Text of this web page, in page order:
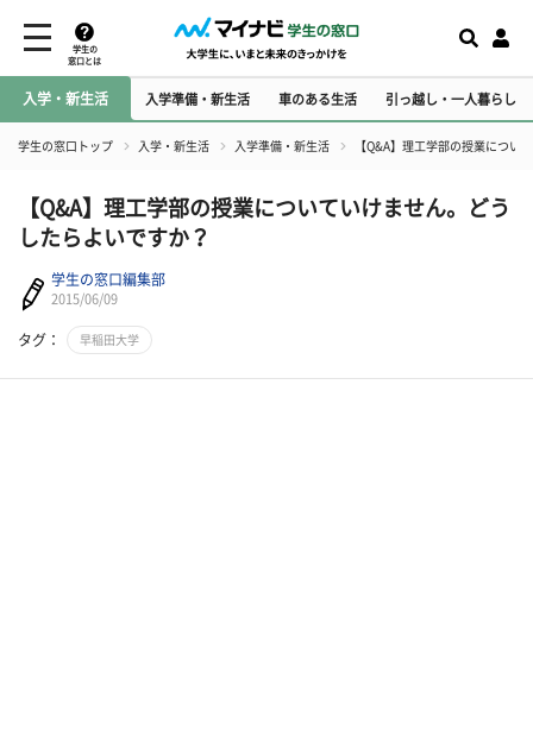
学生の
窓口とは
入学・新生活 入学準備・新生活 車のある生活 引っ越し・一人暮らし
学生の窓口トップ 入学・新生活 入学準備・新生活 【Q&A】理工学部の授業につい
【Q&A】理工学部の授業についていけません。どう
したらよいですか？
学生の窓口編集部
2015/06/09
タグ： 早稲田大学